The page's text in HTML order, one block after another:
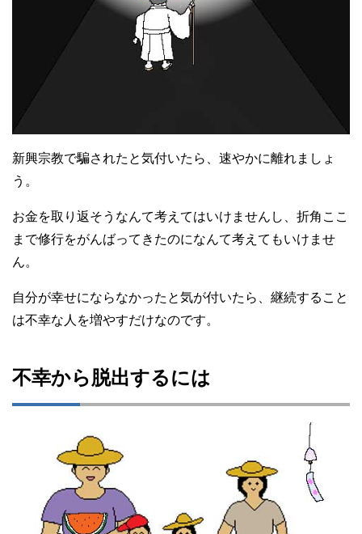
新興宗教で騙されたと気付いたら、速やかに離れましょ
う。
お金を取り返そうなんて考えてはいけませんし、折角ここ
まで修行をがんばってきたのになんて考えてもいけませ
ん。
自分が幸せにならなかったと気が付いたら、継続すること
は不幸な人を増やすだけなのです。
不幸から脱出するには